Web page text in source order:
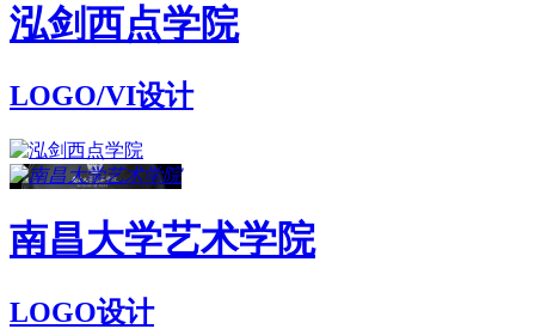
泓剑西点学院
LOGO/VI设计
南昌大学艺术学院
LOGO设计